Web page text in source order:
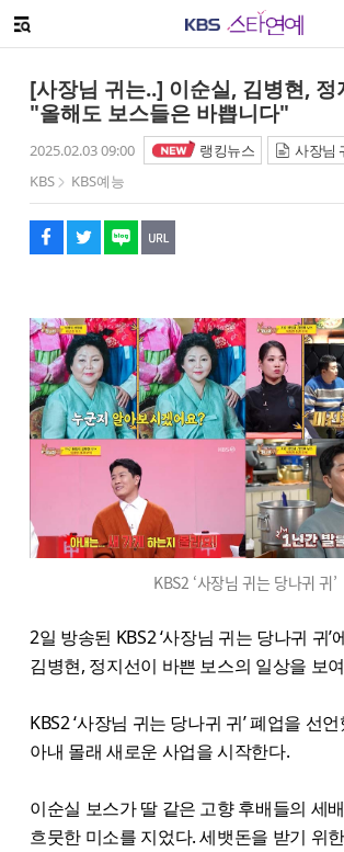
메뉴 열기
[사장님 귀는..] 이순실, 김병현, 정
"올해도 보스들은 바쁩니다"
2025.02.03 09:00 랭킹뉴스
사장님
KBS
KBS예능
페이스북
트위터
네이버
URL복사
글씨 작게보기
글씨 크게보기
KBS2 ‘사장님 귀는 당나귀 귀’
2일 방송된 KBS2 ‘사장님 귀는 당나귀 귀’
김병현, 정지선이 바쁜 보스의 일상을 보
KBS2 ‘사장님 귀는 당나귀 귀’ 폐업을 선
아내 몰래 새로운 사업을 시작한다.
이순실 보스가 딸 같은 고향 후배들의 세
흐뭇한 미소를 지었다. 세뱃돈을 받기 위